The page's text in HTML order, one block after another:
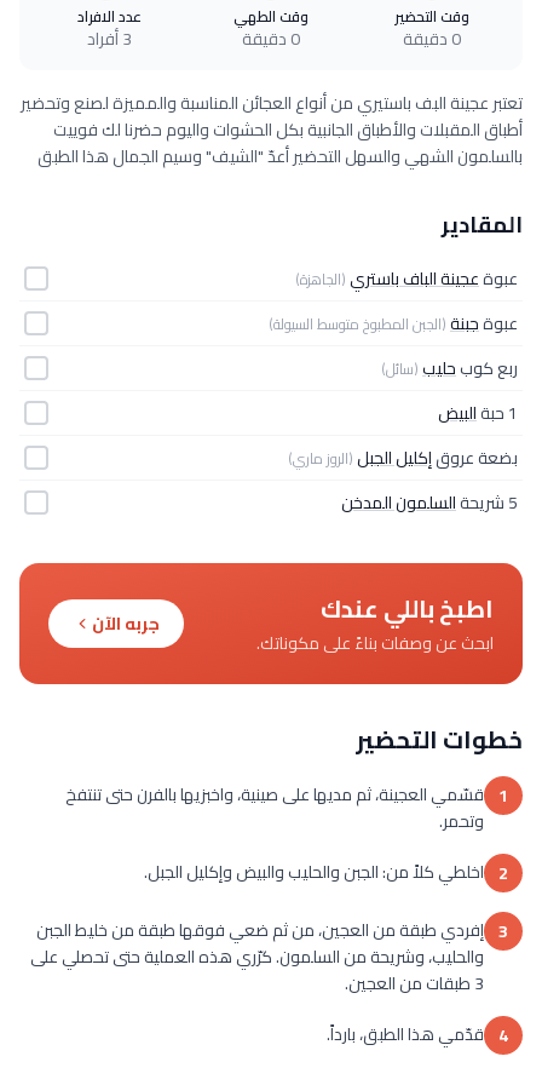
وقت التحضير
0 دقيقة
وقت الطهي
0 دقيقة
عدد الافراد
3 أفراد
تعتبر عجينة البف باستيري من أنواع العجائن المناسبة والمميزة لصنع وتحضير
أطباق المقبلات والأطباق الجانبية بكل الحشوات واليوم حضرنا لك فوييت
بالسلمون الشهي والسهل التحضير أعدّ "الشيف" وسيم الجمال هذا الطبق
المقادير
عبوةعجينة الباف باستري(الجاهزة)
عبوةجبنة(الجبن المطبوخ متوسط السيولة)
ربع كوبحليب(سائل)
1 حبة
البيض
بضعة عروقإكليل الجبل(الروز ماري)
5 شريحة السلمون المدخن
اطبخ باللي عندك
ابحث عن وصفات بناءً على مكوناتك.
جربه الآن
خطوات التحضير
1 قسّمي العجينة، ثم مديها على صينية، واخبزيها بالفرن حتى تنتفخ
وتحمر.
2 اخلطي كلاً من: الجبن والحليب والبيض وإكليل الجبل.
3 إفردي طبقة من العجين، من ثم ضعي فوقها طبقة من خليط الجبن
والحليب، وشريحة من السلمون. كرّري هذه العملية حتى تحصلي على
3 طبقات من العجين.
4 قدّمي هذا الطبق، بارداً.